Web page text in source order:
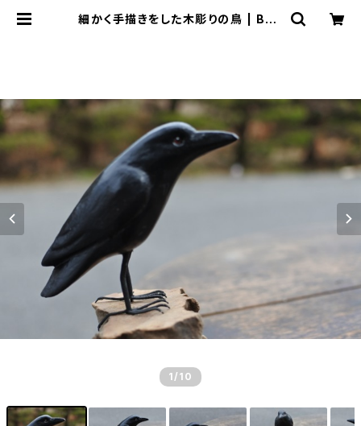
細かく手描きをした木彫りの鳥 | Bali
1 /10